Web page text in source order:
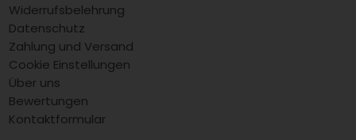
Widerrufsbelehrung
Datenschutz
Zahlung und Versand
Cookie Einstellungen
Über uns
Bewertungen
Kontaktformular